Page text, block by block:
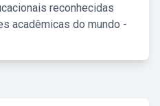
reconhecidas
acadêmicas do mundo -